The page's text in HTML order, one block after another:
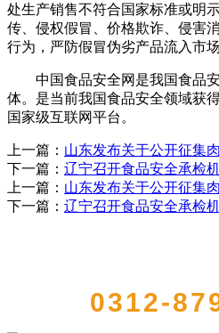
处生产销售不符合国家标准或明
传、侵权假冒、价格欺诈、侵害
行为，严防假冒伪劣产品流入市
中国食品安全网是我国食品安
体。是当前我国食品安全领域获
国家级互联网平台。
上一篇： 山东发布关于公开征集
下一篇： 辽宁召开食品安全承检
上一篇： 山东发布关于公开征集
下一篇： 辽宁召开食品安全承检
0312-